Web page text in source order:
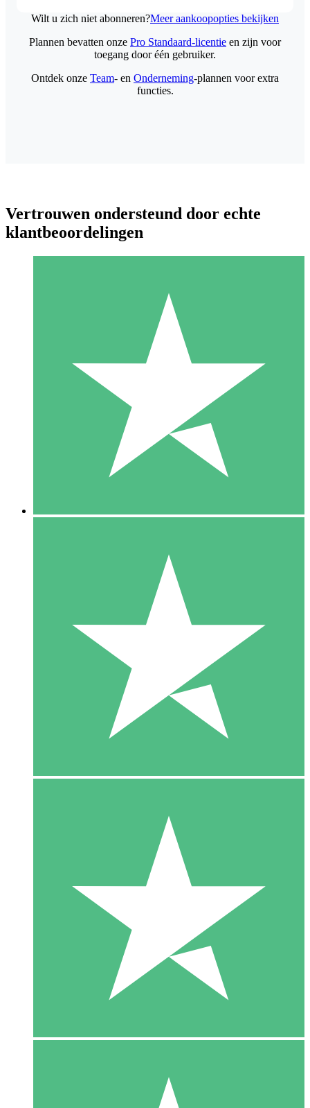
Wilt u zich niet abonneren?Meer aankoopopties bekijken
Individuele Creditpakketten
Betaal per gebruik met downloadtegoeden. Geen maandelijkse
1000
10 Downloaden
20 00
Plannen bevatten onze Pro Standaard-licentie en zijn voor
toegang door één gebruiker.
Ontdek onze Team- en Onderneming-plannen voor extra
functies.
Vertrouwen ondersteund door echte
klantbeoordelingen